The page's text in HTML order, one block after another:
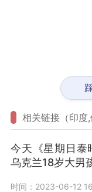
相关链接（印度,
今天《星期日泰
乌克兰18岁大男
时间：2023-06-12